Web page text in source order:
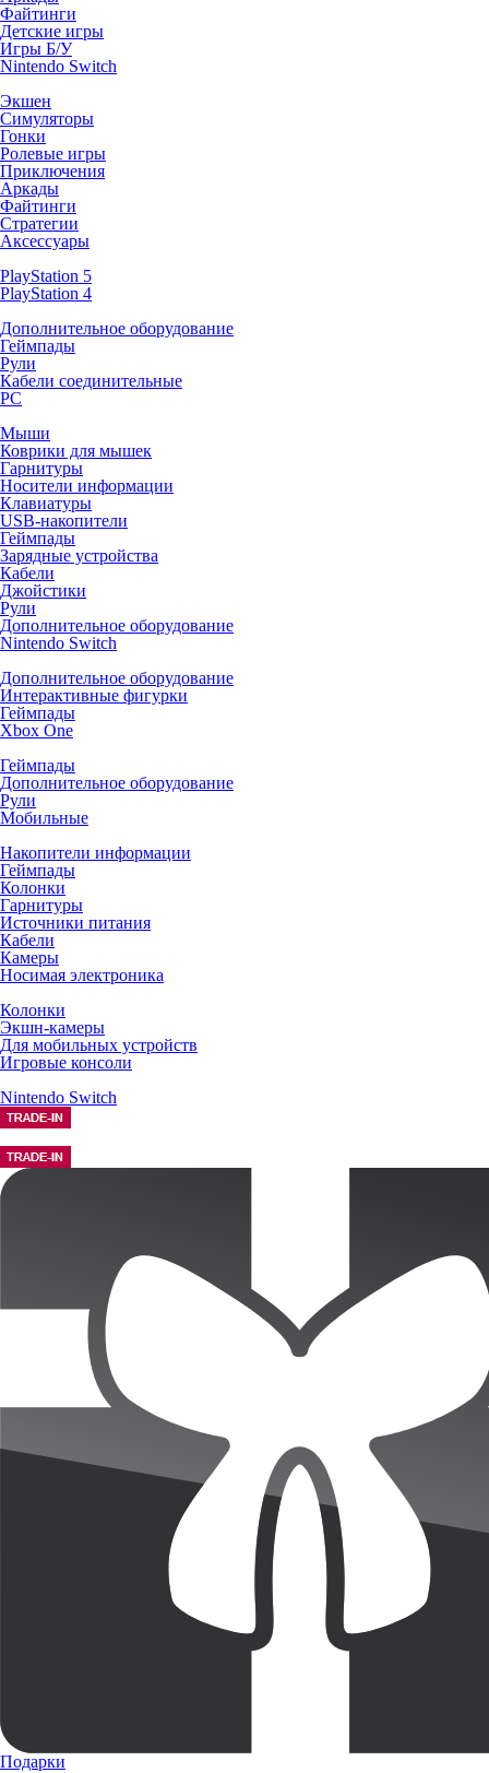
Файтинги
Детские игры
Игры Б/У
Nintendo Switch
Экшен
Симуляторы
Гонки
Ролевые игры
Приключения
Аркады
Файтинги
Стратегии
Аксессуары
PlayStation 5
PlayStation 4
Дополнительное оборудование
Геймпады
Рули
Кабели соединительные
PC
Мыши
Коврики для мышек
Гарнитуры
Носители информации
Клавиатуры
USB-накопители
Геймпады
Зарядные устройства
Кабели
Джойстики
Рули
Дополнительное оборудование
Nintendo Switch
Дополнительное оборудование
Интерактивные фигурки
Геймпады
Xbox One
Геймпады
Дополнительное оборудование
Рули
Мобильные
Накопители информации
Геймпады
Колонки
Гарнитуры
Источники питания
Кабели
Камеры
Носимая электроника
Колонки
Экшн-камеры
Для мобильных устройств
Игровые консоли
Nintendo Switch
Подарки